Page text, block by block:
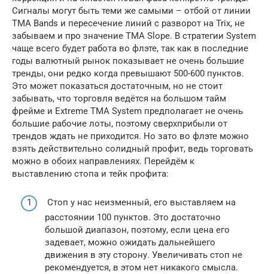
Сигналы могут быть теми же самыми – отбой от линии
TMA Bands и пересечение линий с разворот на Trix, не
забываем и про значение TMA Slope. В стратегии System
чаще всего будет работа во флэте, так как в последние
годы валютный рынок показывает не очень большие
тренды, они редко когда превышают 500-600 пунктов.
Это может показаться достаточным, но не стоит
забывать, что торговля ведётся на большом тайм
фрейме и Extreme TMA System предполагает не очень
большие рабочие лоты, поэтому сверхприбыли от
трендов ждать не приходится. Но зато во флэте можно
взять действительно солидный профит, ведь торговать
можно в обоих направлениях. Перейдём к
выставлению стопа и тейк профита:
Стоп у нас неизменный, его выставляем на
расстоянии 100 пунктов. Это достаточно
большой диапазон, поэтому, если цена его
задевает, можно ожидать дальнейшего
движения в эту сторону. Увеличивать стоп не
рекомендуется, в этом нет никакого смысла.